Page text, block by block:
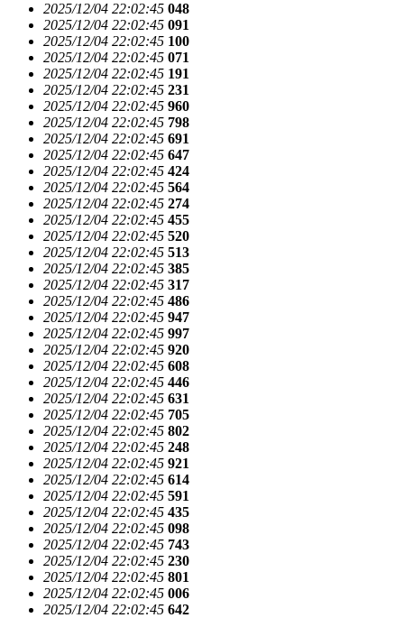
2025/12/04 22:02:45 048
2025/12/04 22:02:45 091
2025/12/04 22:02:45 100
2025/12/04 22:02:45 071
2025/12/04 22:02:45 191
2025/12/04 22:02:45 231
2025/12/04 22:02:45 960
2025/12/04 22:02:45 798
2025/12/04 22:02:45 691
2025/12/04 22:02:45 647
2025/12/04 22:02:45 424
2025/12/04 22:02:45 564
2025/12/04 22:02:45 274
2025/12/04 22:02:45 455
2025/12/04 22:02:45 520
2025/12/04 22:02:45 513
2025/12/04 22:02:45 385
2025/12/04 22:02:45 317
2025/12/04 22:02:45 486
2025/12/04 22:02:45 947
2025/12/04 22:02:45 997
2025/12/04 22:02:45 920
2025/12/04 22:02:45 608
2025/12/04 22:02:45 446
2025/12/04 22:02:45 631
2025/12/04 22:02:45 705
2025/12/04 22:02:45 802
2025/12/04 22:02:45 248
2025/12/04 22:02:45 921
2025/12/04 22:02:45 614
2025/12/04 22:02:45 591
2025/12/04 22:02:45 435
2025/12/04 22:02:45 098
2025/12/04 22:02:45 743
2025/12/04 22:02:45 230
2025/12/04 22:02:45 801
2025/12/04 22:02:45 006
2025/12/04 22:02:45 642